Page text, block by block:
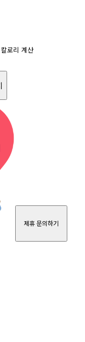
로리 계산
제휴 문의하기